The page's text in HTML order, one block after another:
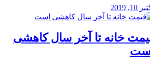
10, 2019
خانه تا آخر سال کاهشی